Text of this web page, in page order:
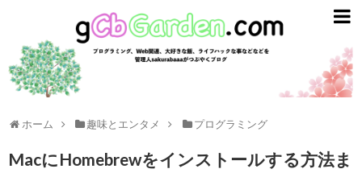
gCbGarden
ホーム 趣味とエンタメ プログラミング
MacにHomebrewをインストールする方法ま
ライフスタイル
ガジェット
ライフハック
資産運用